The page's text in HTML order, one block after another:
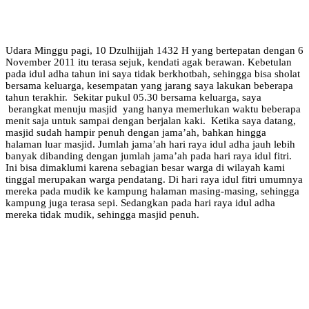
Udara Minggu pagi, 10 Dzulhijjah 1432 H yang bertepatan dengan 6
November 2011 itu terasa sejuk, kendati agak berawan. Kebetulan
pada idul adha tahun ini saya tidak berkhotbah, sehingga bisa sholat
bersama keluarga, kesempatan yang jarang saya lakukan beberapa
tahun terakhir. Sekitar pukul 05.30 bersama keluarga, saya
berangkat menuju masjid yang hanya memerlukan waktu beberapa
menit saja untuk sampai dengan berjalan kaki. Ketika saya datang,
masjid sudah hampir penuh dengan jama’ah, bahkan hingga
halaman luar masjid. Jumlah jama’ah hari raya idul adha jauh lebih
banyak dibanding dengan jumlah jama’ah pada hari raya idul fitri.
Ini bisa dimaklumi karena sebagian besar warga di wilayah kami
tinggal merupakan warga pendatang. Di hari raya idul fitri umumnya
mereka pada mudik ke kampung halaman masing-masing, sehingga
kampung juga terasa sepi. Sedangkan pada hari raya idul adha
mereka tidak mudik, sehingga masjid penuh.